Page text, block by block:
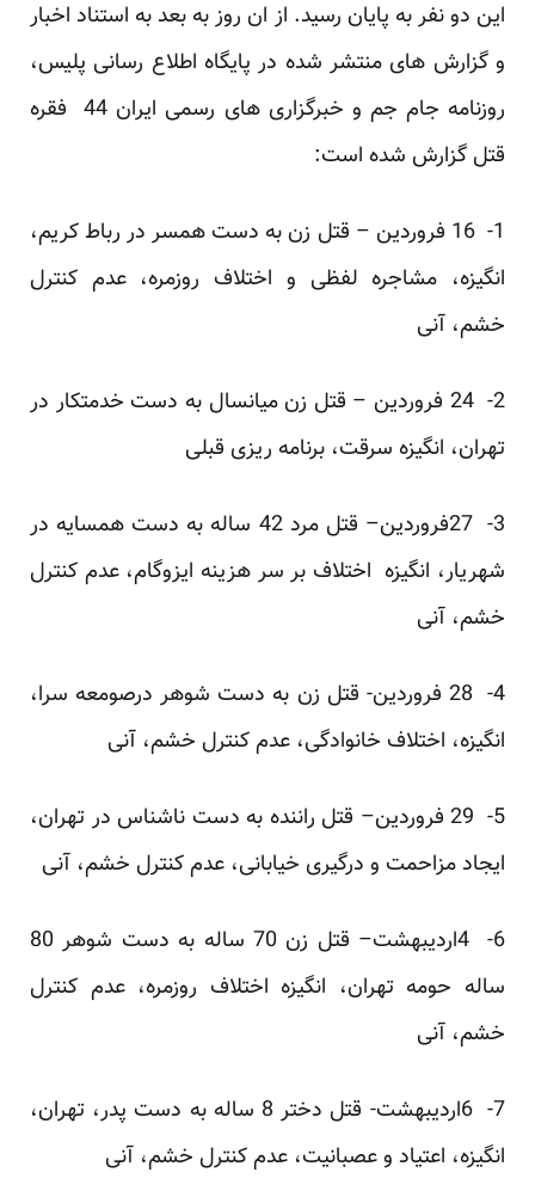
این دو نفر به پایان رسید. از ان روز به بعد به استناد اخبار
و گزارش های منتشر شده در پایگاه اطلاع رسانی پلیس،
روزنامه جام جم و خبرگزاری های رسمی ایران 44 فقره
قتل گزارش شده است:
1- 16 فروردین – قتل زن به دست همسر در رباط کریم،
انگیزه، مشاجره لفظی و اختلاف روزمره، عدم کنترل
خشم، آنی
2- 24 فروردین – قتل زن میانسال به دست خدمتکار در
تهران، انگیزه سرقت، برنامه ریزی قبلی
3- 27فروردین– قتل مرد 42 ساله به دست همسایه در
شهریار، انگیزه اختلاف بر سر هزینه ایزوگام، عدم کنترل
خشم، آنی
4- 28 فروردین- قتل زن به دست شوهر درصومعه سرا،
انگیزه، اختلاف خانوادگی، عدم کنترل خشم، آنی
5- 29 فروردین– قتل راننده به دست ناشناس در تهران،
ایجاد مزاحمت و درگیری خیابانی، عدم کنترل خشم، آنی
6- 4اردیبهشت– قتل زن 70 ساله به دست شوهر 80
ساله حومه تهران، انگیزه اختلاف روزمره، عدم کنترل
خشم، آنی
7- 6اردیبهشت- قتل دختر 8 ساله به دست پدر، تهران،
انگیزه، اعتیاد و عصبانیت، عدم کنترل خشم، آنی